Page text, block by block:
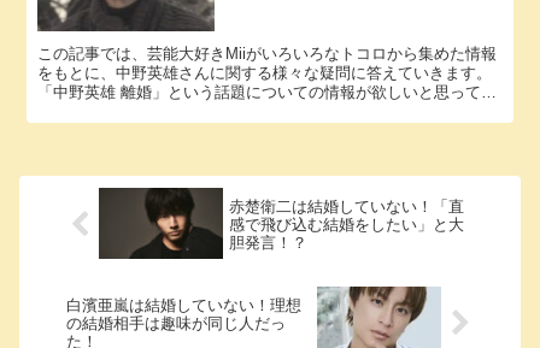
この記事では、芸能大好きMiiがいろいろなトコロから集めた情報
をもとに、中野英雄さんに関する様々な疑問に答えていきます。
「中野英雄 離婚」という話題についての情報が欲しいと思ってい
赤楚衛二は結婚していない！「直
感で飛び込む結婚をしたい」と大
胆発言！？
白濱亜嵐は結婚していない！理想
の結婚相手は趣味が同じ人だっ
た！